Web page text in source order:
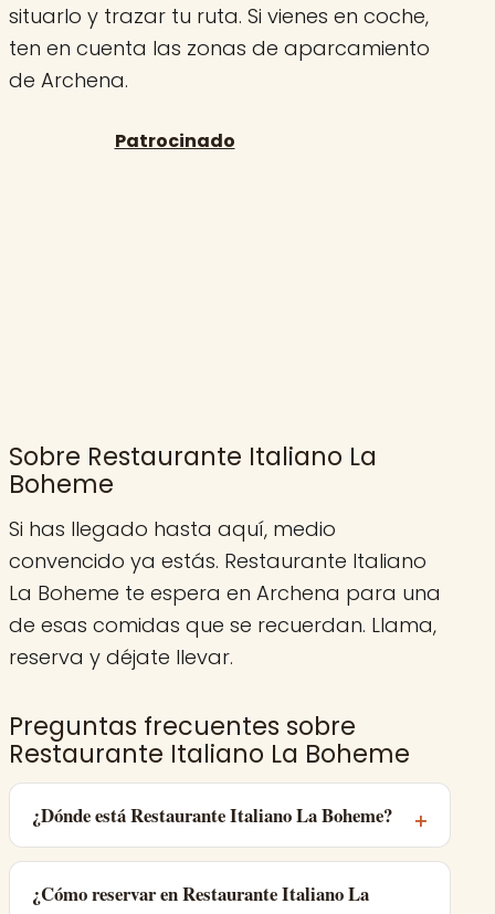
situarlo y trazar tu ruta. Si vienes en coche,
ten en cuenta las zonas de aparcamiento
de Archena.
Sobre Restaurante Italiano La
Boheme
Si has llegado hasta aquí, medio
convencido ya estás. Restaurante Italiano
La Boheme te espera en Archena para una
de esas comidas que se recuerdan. Llama,
reserva y déjate llevar.
Preguntas frecuentes sobre
Restaurante Italiano La Boheme
¿Dónde está Restaurante Italiano La Boheme?
¿Cómo reservar en Restaurante Italiano La